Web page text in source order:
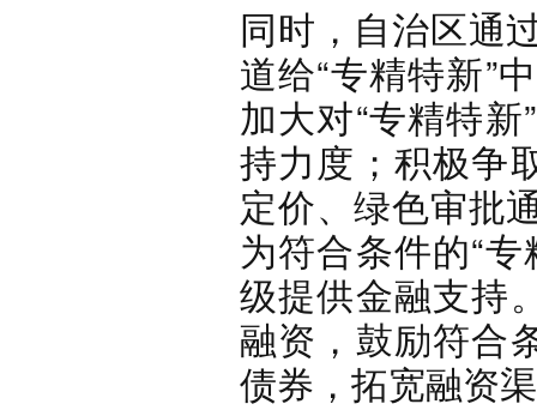
同时，自治区通
道给“专精特新”
加大对“专精特
持力度；积极争
定价、绿色审批
为符合条件的“
级提供金融支持
融资，鼓励符合
债券，拓宽融资